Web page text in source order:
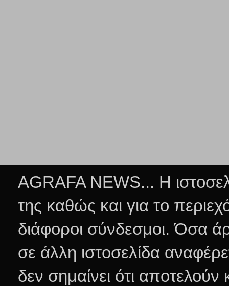
AGRAFA NEWS... Η
της καθώς και για το
διάφοροι σύνδεσμοι.Όσα
σε άλλη ιστοσελίδα
δεν σημαίνει ότι